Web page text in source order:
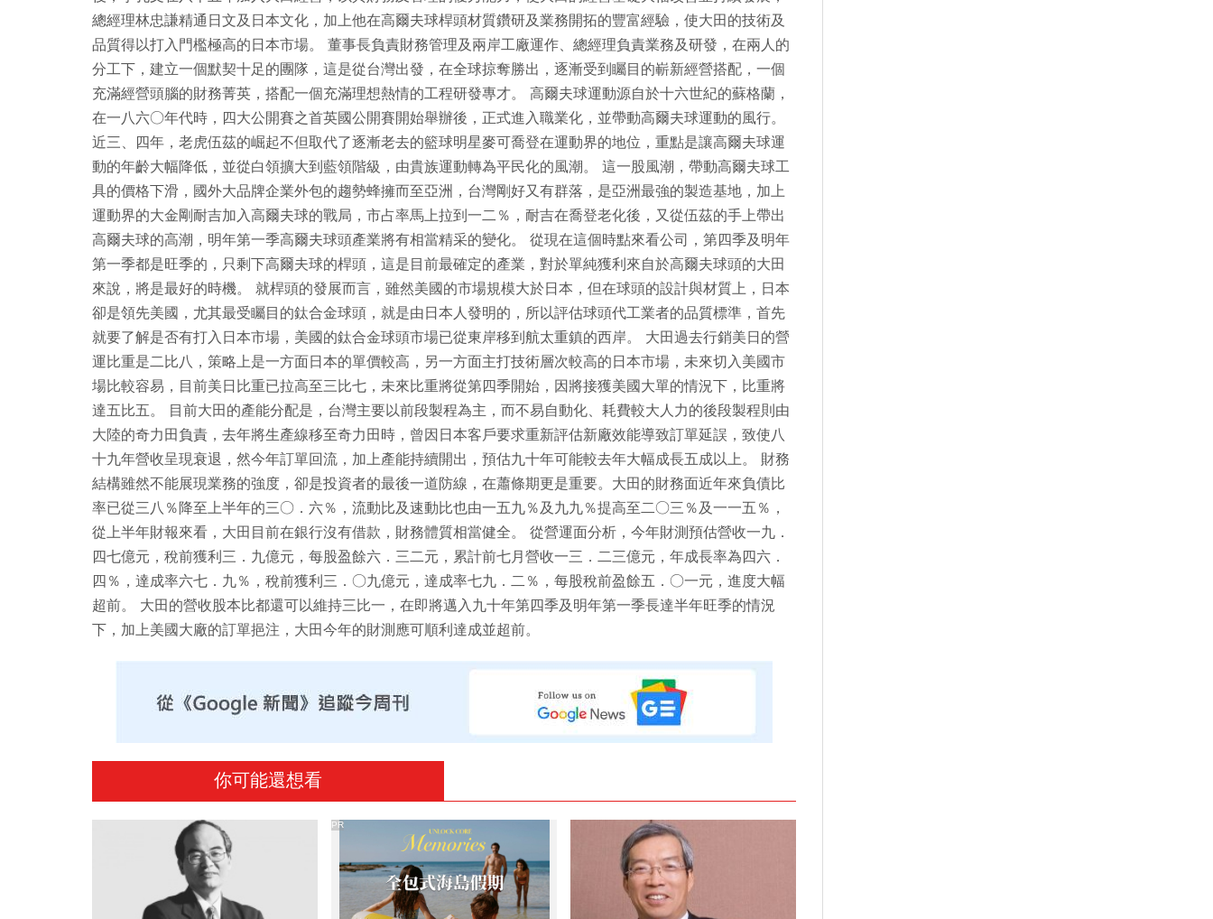
總經理林忠謙精通日文及日本文化，加上他在高爾夫球桿頭材質鑽研及業務開拓的豐富經驗，使大田的技術及
品質得以打入門檻極高的日本市場。 董事長負責財務管理及兩岸工廠運作、總經理負責業務及研發，在兩人的
分工下，建立一個默契十足的團隊，這是從台灣出發，在全球掠奪勝出，逐漸受到矚目的嶄新經營搭配，一個
充滿經營頭腦的財務菁英，搭配一個充滿理想熱情的工程研發專才。 高爾夫球運動源自於十六世紀的蘇格蘭，
在一八六○年代時，四大公開賽之首英國公開賽開始舉辦後，正式進入職業化，並帶動高爾夫球運動的風行。
近三、四年，老虎伍茲的崛起不但取代了逐漸老去的籃球明星麥可喬登在運動界的地位，重點是讓高爾夫球運
動的年齡大幅降低，並從白領擴大到藍領階級，由貴族運動轉為平民化的風潮。 這一股風潮，帶動高爾夫球工
具的價格下滑，國外大品牌企業外包的趨勢蜂擁而至亞洲，台灣剛好又有群落，是亞洲最強的製造基地，加上
運動界的大金剛耐吉加入高爾夫球的戰局，市占率馬上拉到一二％，耐吉在喬登老化後，又從伍茲的手上帶出
高爾夫球的高潮，明年第一季高爾夫球頭產業將有相當精采的變化。 從現在這個時點來看公司，第四季及明年
第一季都是旺季的，只剩下高爾夫球的桿頭，這是目前最確定的產業，對於單純獲利來自於高爾夫球頭的大田
來說，將是最好的時機。 就桿頭的發展而言，雖然美國的市場規模大於日本，但在球頭的設計與材質上，日本
卻是領先美國，尤其最受矚目的鈦合金球頭，就是由日本人發明的，所以評估球頭代工業者的品質標準，首先
就要了解是否有打入日本市場，美國的鈦合金球頭市場已從東岸移到航太重鎮的西岸。 大田過去行銷美日的營
運比重是二比八，策略上是一方面日本的單價較高，另一方面主打技術層次較高的日本市場，未來切入美國市
場比較容易，目前美日比重已拉高至三比七，未來比重將從第四季開始，因將接獲美國大單的情況下，比重將
達五比五。 目前大田的產能分配是，台灣主要以前段製程為主，而不易自動化、耗費較大人力的後段製程則由
大陸的奇力田負責，去年將生產線移至奇力田時，曾因日本客戶要求重新評估新廠效能導致訂單延誤，致使八
十九年營收呈現衰退，然今年訂單回流，加上產能持續開出，預估九十年可能較去年大幅成長五成以上。 財務
結構雖然不能展現業務的強度，卻是投資者的最後一道防線，在蕭條期更是重要。大田的財務面近年來負債比
率已從三八％降至上半年的三○．六％，流動比及速動比也由一五九％及九九％提高至二○三％及一一五％，
從上半年財報來看，大田目前在銀行沒有借款，財務體質相當健全。 從營運面分析，今年財測預估營收一九．
四七億元，稅前獲利三．九億元，每股盈餘六．三二元，累計前七月營收一三．二三億元，年成長率為四六．
四％，達成率六七．九％，稅前獲利三．○九億元，達成率七九．二％，每股稅前盈餘五．○一元，進度大幅
超前。 大田的營收股本比都還可以維持三比一，在即將邁入九十年第四季及明年第一季長達半年旺季的情況
下，加上美國大廠的訂單挹注，大田今年的財測應可順利達成並超前。
你可能還想看
PR